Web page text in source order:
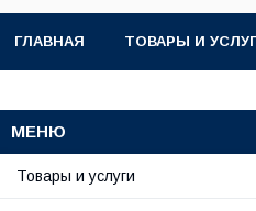
ГЛАВНАЯ ТОВАРЫ И
Товары и услуги